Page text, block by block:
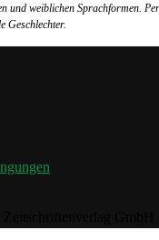
und weiblichen Sprachformen.
Geschlechter.